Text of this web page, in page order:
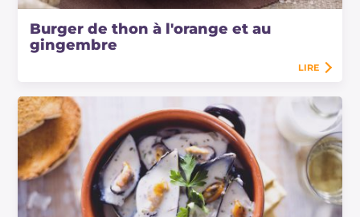
Burger de thon à l'orange et au
gingembre
LIRE